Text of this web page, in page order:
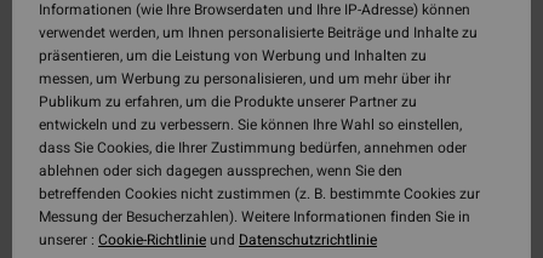
Informationen (wie Ihre Browserdaten und Ihre IP-Adresse) können
verwendet werden, um Ihnen personalisierte Beiträge und Inhalte zu
präsentieren, um die Leistung von Werbung und Inhalten zu
messen, um Werbung zu personalisieren, und um mehr über ihr
Publikum zu erfahren, um die Produkte unserer Partner zu
entwickeln und zu verbessern. Sie können Ihre Wahl so einstellen,
dass Sie Cookies, die Ihrer Zustimmung bedürfen, annehmen oder
ablehnen oder sich dagegen aussprechen, wenn Sie den
betreffenden Cookies nicht zustimmen (z. B. bestimmte Cookies zur
Messung der Besucherzahlen). Weitere Informationen finden Sie in
unserer : Cookie-Richtlinieund Datenschutzrichtlinie